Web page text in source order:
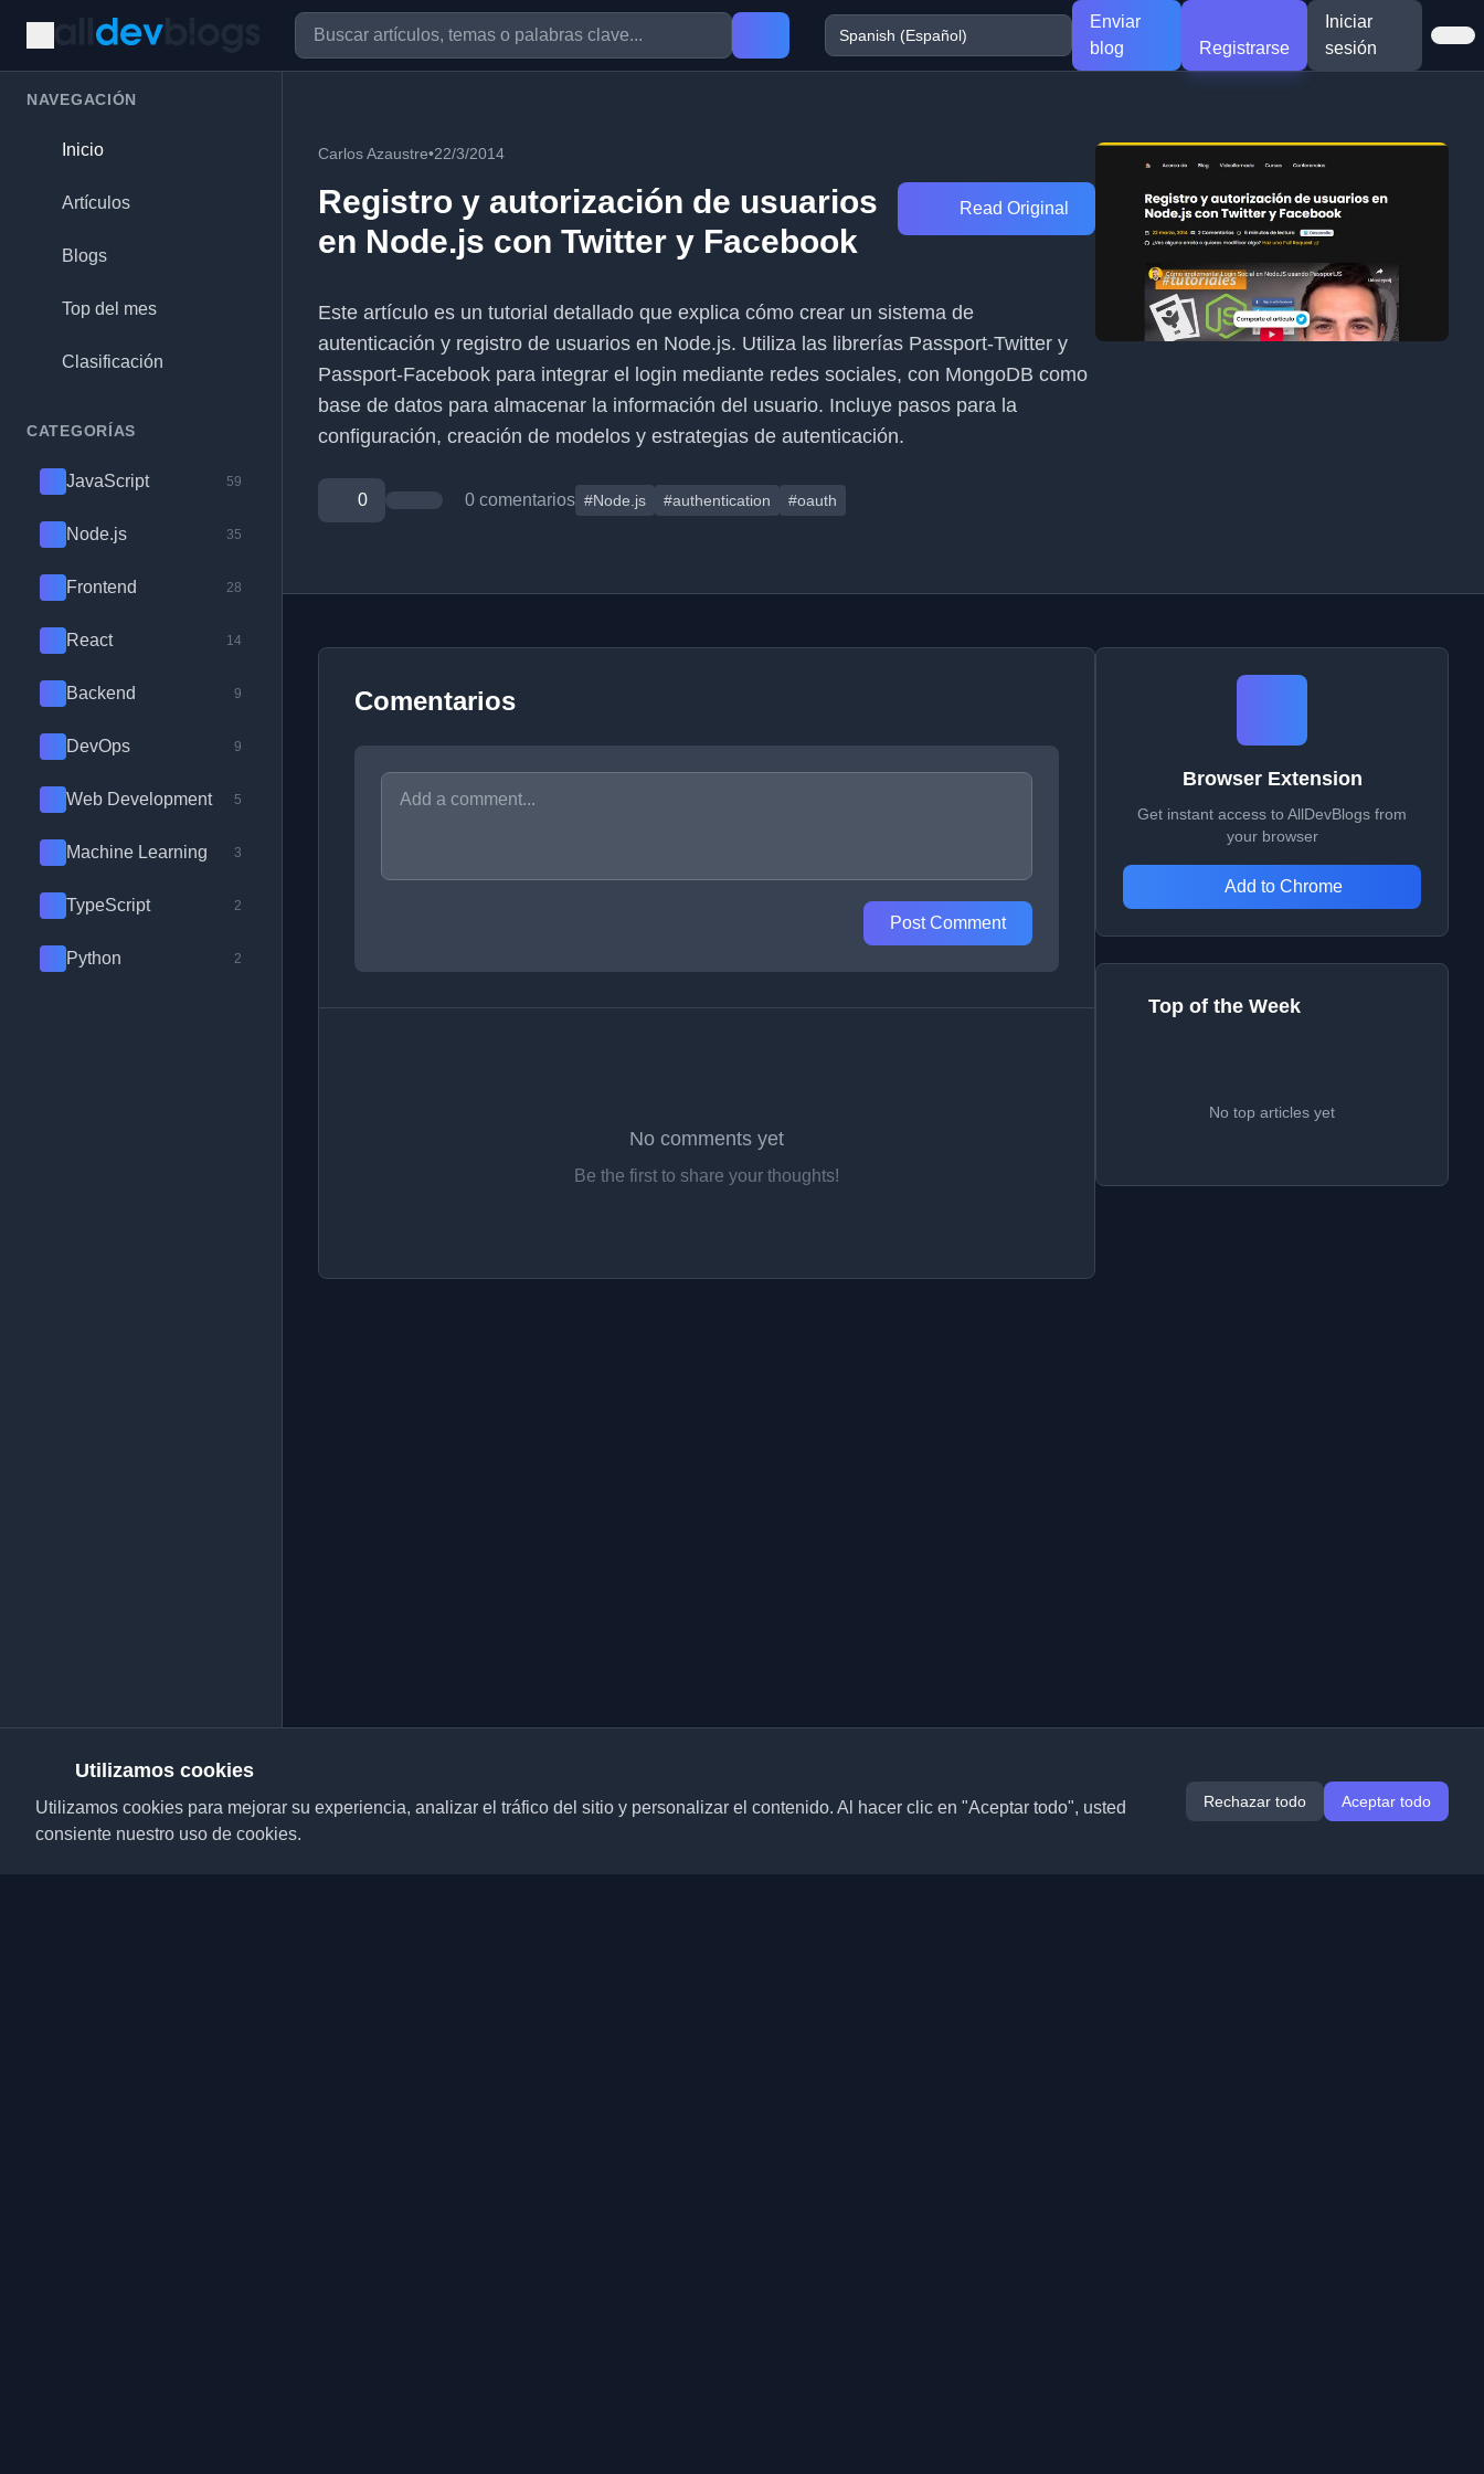
Enviar
blog
Registrarse
Iniciar
sesión
NAVEGACIÓN
Inicio
Artículos
Blogs
Top del mes
Clasificación
CATEGORÍAS
JavaScript 59
Node.js 35
Frontend 28
React 14
Backend 9
DevOps 9
Web Development 5
Machine Learning 3
TypeScript 2
Python 2
Carlos Azaustre•22/3/2014
Registro y autorización de usuarios
en Node.js con Twitter y Facebook
Read Original
Este artículo es un tutorial detallado que explica cómo crear un sistema de
autenticación y registro de usuarios en Node.js. Utiliza las librerías Passport-Twitter y
Passport-Facebook para integrar el login mediante redes sociales, con MongoDB como
base de datos para almacenar la información del usuario. Incluye pasos para la
configuración, creación de modelos y estrategias de autenticación.
0 0 comentarios #Node.js #authentication #oauth
Comentarios
Post Comment
No comments yet
Be the first to share your thoughts!
Browser Extension
Get instant access to AllDevBlogs from
your browser
Add to Chrome
Top of the Week
No top articles yet
Utilizamos cookies
Utilizamos cookies para mejorar su experiencia, analizar el tráfico del sitio y personalizar el contenido. Al hacer clic en "Aceptar todo", usted
consiente nuestro uso de cookies.
Rechazar todo Aceptar todo